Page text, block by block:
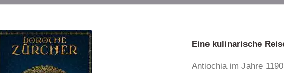
Eine kulinarische
Antiochia im Jahre